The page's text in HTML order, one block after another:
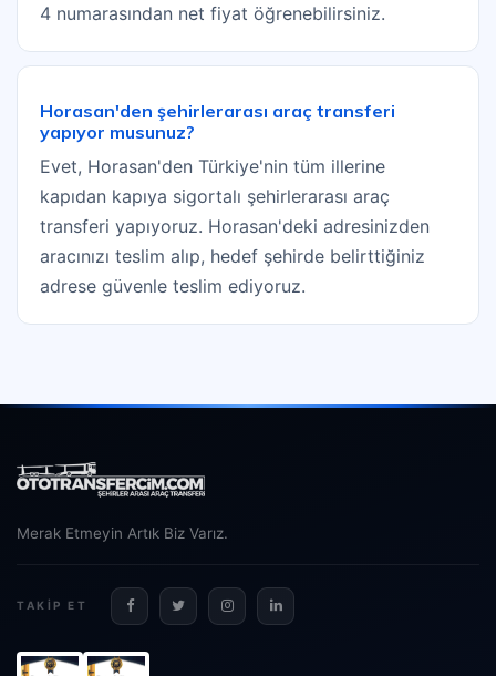
4 numarasından net fiyat öğrenebilirsiniz.
Horasan'den şehirlerarası araç transferi
yapıyor musunuz?
Evet, Horasan'den Türkiye'nin tüm illerine
kapıdan kapıya sigortalı şehirlerarası araç
transferi yapıyoruz. Horasan'deki adresinizden
aracınızı teslim alıp, hedef şehirde belirttiğiniz
adrese güvenle teslim ediyoruz.
Merak Etmeyin Artık Biz Varız.
TAKIP ET